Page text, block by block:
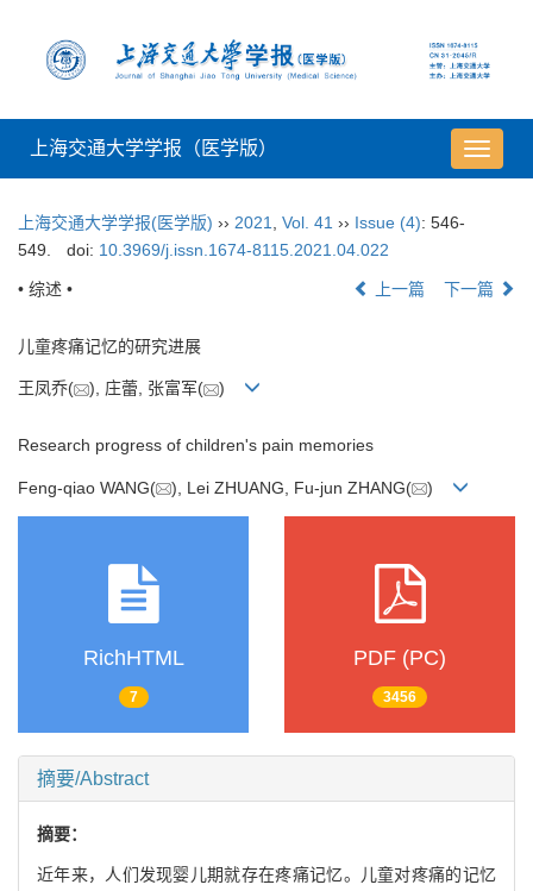
导
航
上海交通大学学报（医学版）
上海交通大学学报(医学版) ›› 2021 Vol. 41 ›› Issue (4): 546-
549.
doi: 10.3969/j.issn.1674-8115.2021.04.022
• 综述 • 上一篇 下一篇
儿童疼痛记忆的研究进展
王凤乔( ), 庄蕾, 张富军( )
Research progress of children's pain memories
Feng-qiao WANG( ), Lei ZHUANG, Fu-jun ZHANG( )
RichHTML
7
PDF (PC)
3456
摘要/Abstract
摘要：
近年来，人们发现婴儿期就存在疼痛记忆。儿童对疼痛的记忆